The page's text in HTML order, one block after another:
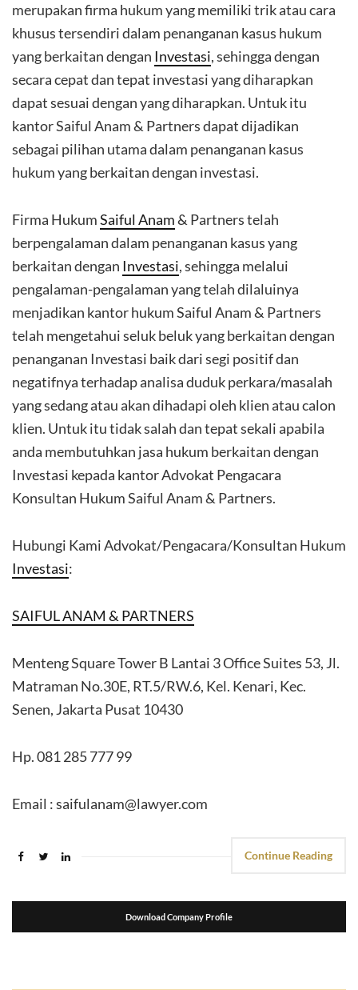
merupakan firma hukum yang memiliki trik atau cara
khusus tersendiri dalam penanganan kasus hukum
yang berkaitan dengan Investasi, sehingga dengan
secara cepat dan tepat investasi yang diharapkan
dapat sesuai dengan yang diharapkan. Untuk itu
kantor Saiful Anam & Partners dapat dijadikan
sebagai pilihan utama dalam penanganan kasus
hukum yang berkaitan dengan investasi.
Firma HukumSaiful Anam& Partners telah
berpengalaman dalam penanganan kasus yang
berkaitan dengan Investasi, sehingga melalui
pengalaman-pengalaman yang telah dilaluinya
menjadikan kantor hukum Saiful Anam & Partners
telah mengetahui seluk beluk yang berkaitan dengan
penanganan Investasi baik dari segi positif dan
negatifnya terhadap analisa duduk perkara/masalah
yang sedang atau akan dihadapi oleh klien atau calon
klien. Untuk itu tidak salah dan tepat sekali apabila
anda membutuhkan jasa hukum berkaitan dengan
Investasi kepada kantor Advokat Pengacara
Konsultan Hukum Saiful Anam & Partners.
Hubungi Kami Advokat/Pengacara/Konsultan Hukum
Investasi:
SAIFUL ANAM & PARTNERS
Menteng Square Tower B Lantai 3 Office Suites 53, Jl.
Matraman No.30E, RT.5/RW.6, Kel. Kenari, Kec.
Senen, Jakarta Pusat 10430
Hp. 081 285 777 99
Email : saifulanam@lawyer.com
Continue Reading
Download Company Profile